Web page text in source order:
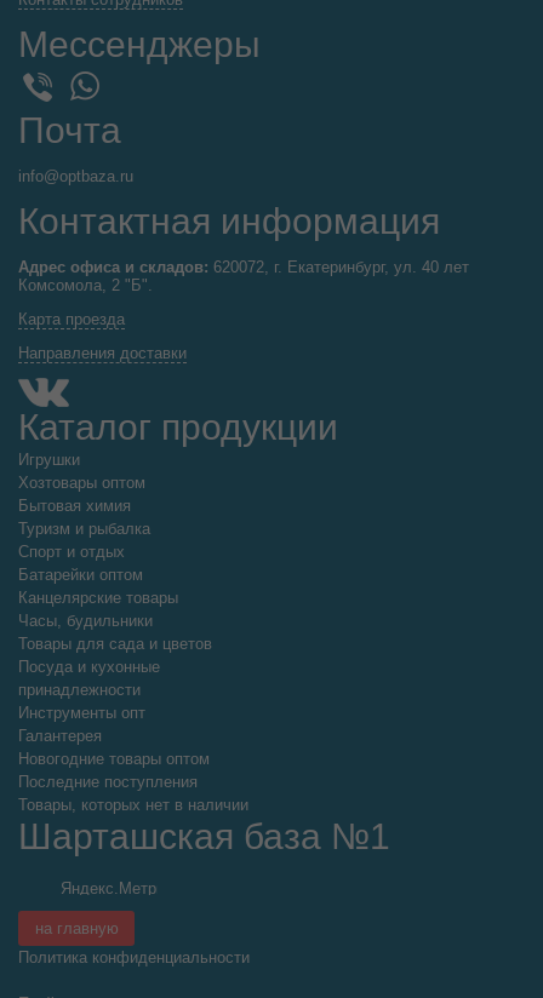
Мессенджеры
WhatsApp
Почта
info@optbaza.ru
Контактная информация
Адрес офиса и складов: 620072, г. Екатеринбург, ул. 40 лет
Комсомола, 2 "Б".
Карта проезда
Направления доставки
Каталог продукции
Игрушки
Хозтовары оптом
Бытовая химия
Туризм и рыбалка
Спорт и отдых
Батарейки оптом
Канцелярские товары
Часы, будильники
Товары для сада и цветов
Посуда и кухонные
принадлежности
Инструменты опт
Галантерея
Новогодние товары оптом
Последние поступления
Товары, которых нет в наличии
Шарташская база №1
на главную
Политика конфиденциальности